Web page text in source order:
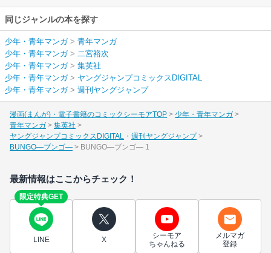
同じジャンルの本を探す
少年・青年マンガ> 青年マンガ
少年・青年マンガ> 二宮裕次
少年・青年マンガ> 集英社
少年・青年マンガ> ヤングジャンプコミックスDIGITAL
少年・青年マンガ> 週刊ヤングジャンプ
漫画(まんが)・電子書籍のコミックシーモアTOP
少年・青年マンガ
青年マンガ
集英社
ヤングジャンプコミックスDIGITAL
週刊ヤングジャンプ
BUNGO―ブンゴ―
BUNGO―ブンゴ― 1
最新情報はここからチェック！
限定特典GET
LINE X
シーモア
ちゃんねる
メルマガ
登録